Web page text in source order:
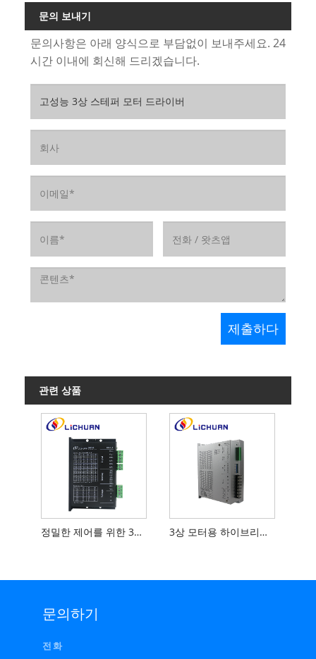
문의 보내기
문의사항은 아래 양식으로 부담없이 보내주세요. 24
시간 이내에 회신해 드리겠습니다.
관련 상품
정밀한 제어를 위한 3상 하이브리드 모터 드라이버 3상 모터용 하이브리드 스테퍼 모터 드라이버
문의하기
전화